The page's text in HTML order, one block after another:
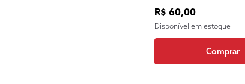
R$ 60,00
Disponível em estoque
Comprar